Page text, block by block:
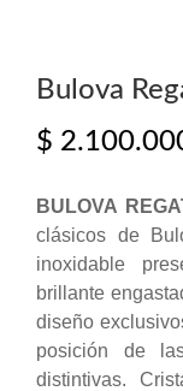
Bulova
$
BULOVA
clásicos de
inoxidable
brillante
diseño
posición de
distintivas.